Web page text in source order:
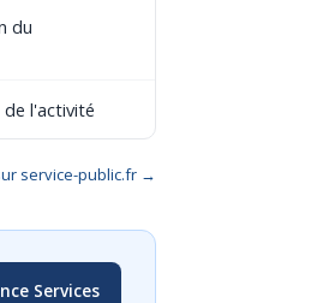
du
l'activité
service-public.fr →
Services